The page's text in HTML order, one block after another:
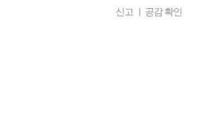
신고 | 공감 확인